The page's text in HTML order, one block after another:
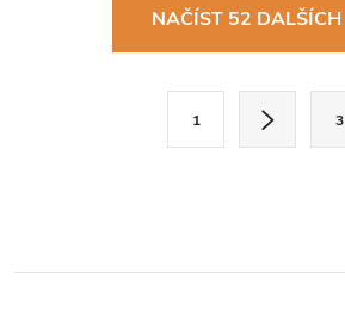
NAČÍST 52 DALŠÍCH
k
1 3